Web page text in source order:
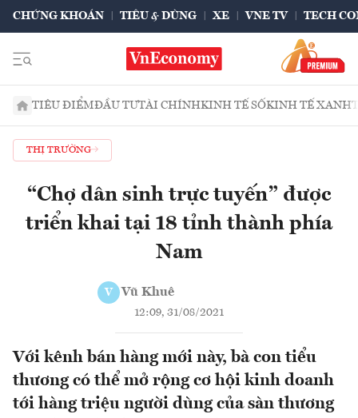
CHỨNG KHOÁN TIÊU & DÙNG XE VNE TV TECH
TIÊU ĐIỂMĐẦU TƯTÀI CHÍNHKINH TẾ SỐKINH TẾ XANH
THỊ TRƯỜNG
“Chợ dân sinh trực tuyến” được
triển khai tại 18 tỉnh thành phía
Nam
V Vũ Khuê
12:09, 31/08/2021
Với kênh bán hàng mới này, bà con tiểu
thương có thể mở rộng cơ hội kinh doanh
tới hàng triệu người dùng của sàn thương